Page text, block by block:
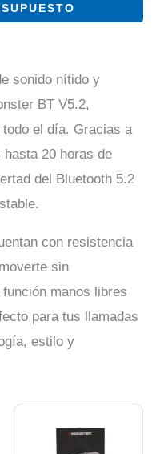
sonido nítido y
BT V5.2,
el día. Gracias a
20 horas de
del Bluetooth 5.2
con resistencia
sin
manos libres
para tus llamadas
estilo y